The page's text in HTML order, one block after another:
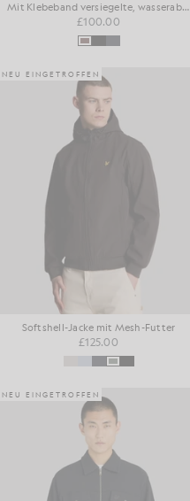
Mit Klebeband versiegelte, wasserabweisende Kapuzenjacke
£100.00
NEU EINGETROFFEN
Softshell-Jacke mit Mesh-Futter
£125.00
NEU EINGETROFFEN